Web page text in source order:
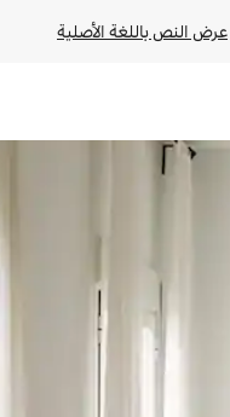
عرض النص باللغة الأصلية